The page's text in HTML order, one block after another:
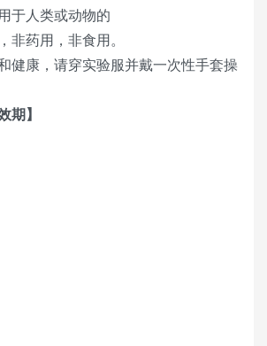
于人类或动物的
非药用，非食用。
健康，请穿实验服并戴一次性手套操
期】